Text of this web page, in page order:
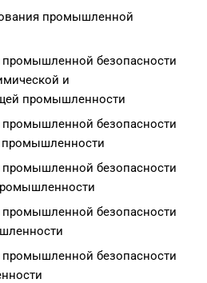
промышленной
безопасности
и
промышленности
безопасности
промышленности
безопасности
безопасности
безопасности